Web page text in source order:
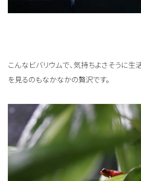
こんなビバリウムで、気持ちよさそうに生
を見るのもなかなかの贅沢です。